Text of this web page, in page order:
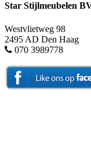
Star Stijlmeubelen
Westvlietweg 98
2495 AD Den Haag
070 3989778